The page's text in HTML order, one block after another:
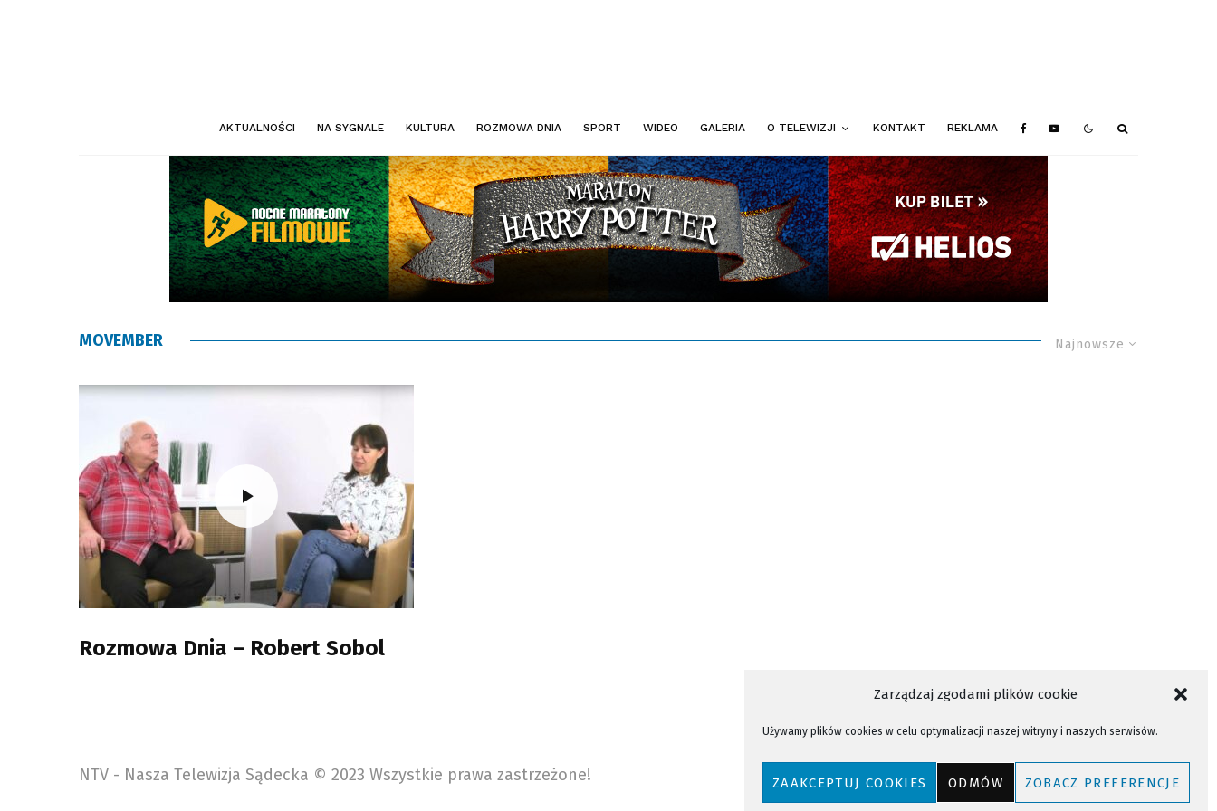
Zarządzaj zgodami plików cookie
Używamy plików cookies w celu optymalizacji naszej witryny i naszych serwisów.
ZAAKCEPTUJ COOKIES ODMÓW ZOBACZ PREFERENCJE
AKTUALNOŚCI NA SYGNALE KULTURA ROZMOWA DNIA SPORT WIDEO GALERIA O TELEWIZJI KONTAKT REKLAMA
Najnowsze
MOVEMBER
Rozmowa Dnia – Robert Sobol
NTV - Nasza Telewizja Sądecka © 2023 Wszystkie prawa zastrzeżone!